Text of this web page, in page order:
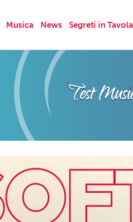
Musica News Segreti in Tavola